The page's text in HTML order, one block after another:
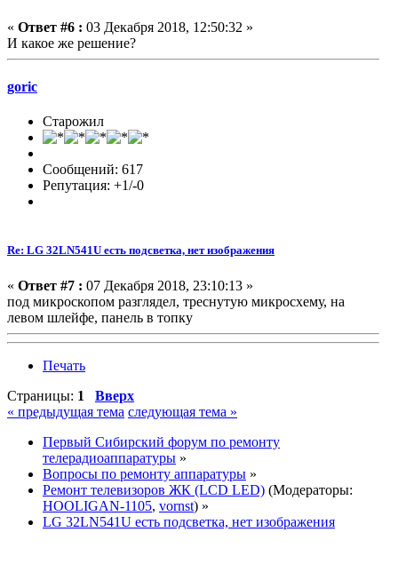
« Ответ #6 : 03 Декабря 2018, 12:50:32 »
И какое же решение?
goric
Старожил
Сообщений: 617
Репутация: +1/-0
Re: LG 32LN541U есть подсветка, нет изображения
« Ответ #7 : 07 Декабря 2018, 23:10:13 »
под микроскопом разглядел, треснутую микросхему, на
левом шлейфе, панель в топку
Печать
Страницы: 1
Вверх
« предыдущая тема следующая тема »
Первый Сибирский форум по ремонту
телерадиоаппаратуры »
Вопросы по ремонту аппаратуры »
Ремонт телевизоров ЖК (LCD LED) (Модераторы:
HOOLIGAN-1105, vornst) »
LG 32LN541U есть подсветка, нет изображения